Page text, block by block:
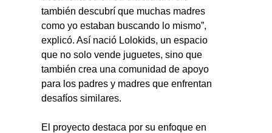
también descubrí que muchas madres
como yo estaban buscando lo mismo”,
explicó. Así nació Lolokids, un espacio
que no solo vende juguetes, sino que
también crea una comunidad de apoyo
para los padres y madres que enfrentan
desafíos similares.
El proyecto destaca por su enfoque en